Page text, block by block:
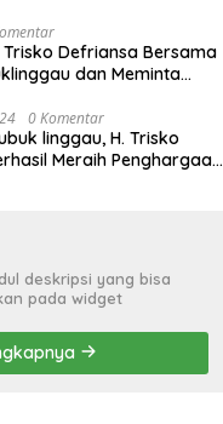
Trisko Defriansa Bersama
dan Meminta
0 Komentar
linggau, H. Trisko
Meraih Penghargaan
deskripsi yang bisa
pada widget